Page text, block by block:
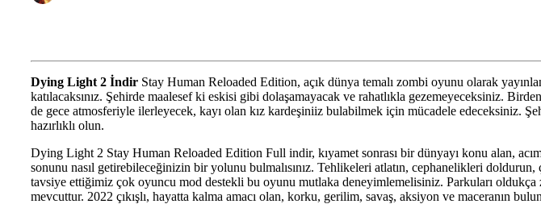
Dying Light 2 İndir Stay Human Reloaded Edition, açık dünya temalı zombi oyunu olarak
katılacaksınız. Şehirde maalesef ki eskisi gibi dolaşamayacak ve rahatlıkla gezemeyeceksiniz.
de gece atmosferiyle ilerleyecek, kayı olan kız kardeşiniiz bulabilmek için mücadele edeceksiniz.
hazırlıklı olun.
Dying Light 2 Stay Human Reloaded Edition Full indir, kıyamet sonrası bir dünyayı konu alan,
sonunu nasıl getirebileceğinizin bir yolunu bulmalısınız. Tehlikeleri atlatın, cephanelikleri
tavsiye ettiğimiz çok oyuncu mod destekli bu oyunu mutlaka deneyimlemelisiniz. Parkuları
mevcuttur. 2022 çıkışlı, hayatta kalma amacı olan, korku, gerilim, savaş, aksiyon ve maceranın